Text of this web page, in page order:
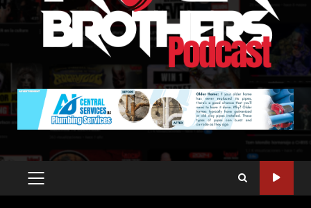
PRIMARY
MENU